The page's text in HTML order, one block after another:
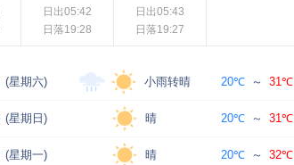
日出05:42
日落19:28
日出05:43
日落19:27
(星期六) 小雨转晴 20℃ ～ 31℃
(星期日) 晴 20℃ ～ 31℃
(星期一) 晴 20℃ ～ 32℃